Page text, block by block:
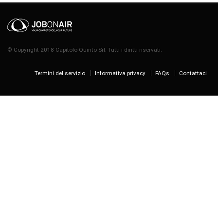
© Copyright 2018 Capitolo Quinto Srl. Tutti i diritti riservati.
Termini del servizio Informativa privacy FAQs Contattaci